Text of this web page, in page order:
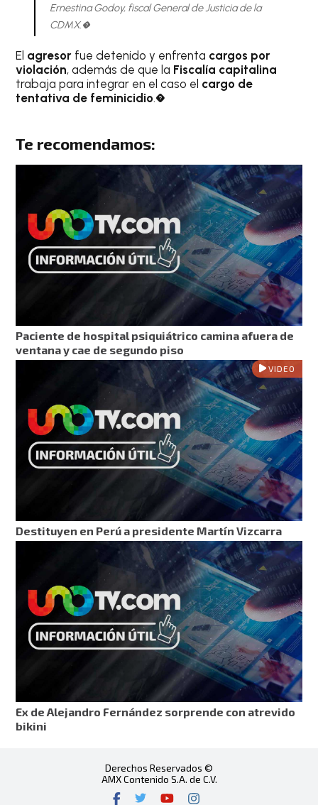
Ernestina Godoy, fiscal General de Justicia de la
CDMX.�
El agresor fue detenido y enfrenta cargos por
violación, además de que la Fiscalía capitalina
trabaja para integrar en el caso el cargo de
tentativa de feminicidio.�
Te recomendamos:
Paciente de hospital psiquiátrico camina afuera de
ventana y cae de segundo piso
VIDEO
Destituyen en Perú a presidente Martín Vizcarra
Ex de Alejandro Fernández sorprende con atrevido
bikini
Derechos Reservados ©
AMX Contenido S.A. de C.V.